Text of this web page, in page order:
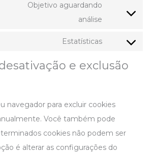
Objetivo aguardando
análise
Estatísticas
e exclusão
navegador para excluir cookies
Você também pode
cookies não podem ser
é alterar as configurações do